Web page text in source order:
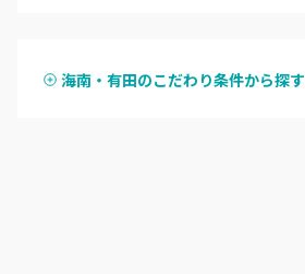
ハンドスカルプ
海南・有田のこだわり条件から探す